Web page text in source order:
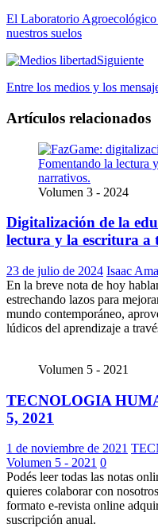
El Laboratorio
nuestros suelos
Siguiente
Entre los medios y los
Artículos relacionados
Volumen 3 - 2024
Digitalización de la
lectura y la escritura a
23 de julio de 2024 Isaac
En la breve nota de hoy
estrechando lazos para
mundo contemporáneo,
lúdicos del aprendizaje a
Volumen 5 - 2021
TECNOLOGIA
5, 2021
1 de noviembre de 2021
Volumen 5 - 2021 0
Podés leer todas las notas
quieres colaborar con
formato e-revista online
suscripción anual.